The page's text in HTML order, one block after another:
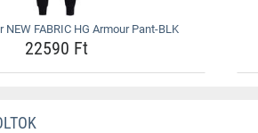
NEW FABRIC HG Armour Pant-BLK
22590 Ft